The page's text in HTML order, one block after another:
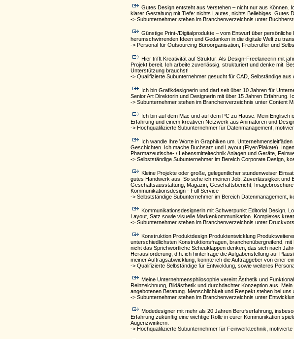
Gutes Design entsteht aus Verstehen – nicht nur aus Können.
klarer Gestaltung mit Tiefe: nichts Lautes, nichts Beliebiges. Gutes
-> Subunternehmer stehen im Branchenverzeichnis unter
Günstige Print-/Digitalprodukte – vom Entwurf über
herumschwirrenden Ideen und Gedanken in die digitale Welt zu
-> Personal für Outsourcing Büroorganisation, Freiberufler und
Hier trifft Kreativität auf Struktur: Als Design-Freelancerin mit
Projekt bereit. Ich arbeite zuverlässig, strukturiert und denke mit.
Unterstützung brauchst!
-> Qualifizierte Subunternehmer gesucht für CAD, Selbständige aus
Ich bin Grafikdesignerin und darf seit über 10 Jahren für
Senior Art Direktorin und Designerin mit über 15 Jahren Erfahrung.
-> Subunternehmer stehen im Branchenverzeichnis unter Content
Ich bin auf dem Mac und auf dem PC zu Hause. Mein
Erfahrung und einem kreativen Netzwerk aus Animatoren und
-> Hochqualifizierte Subunternehmer für Datenmanagement,
Ich wandle Ihre Worte in Graphiken um.
Geschichten. Ich mache Buchsatz und Layout (Flyer/Plakate).
Pharmazeutische- / Lebensmitteltechnik Anlagen und Geräte,
-> Selbstständige Subunternehmer im Bereich Corporate Design,
Kleine Projekte oder große, gelegentlicher stundenweiser
gutes Handwerk aus. So sehe ich meinen Job. Zuverlässigkeit und
Geschäftsausstattung, Magazin, Geschäftsbericht,
Kommunikationsdesign - Full Service
-> Selbstständige Subunternehmer im Bereich Datenmanagement,
Kommunikationsdesignerin mit Schwerpunkt Editorial Design,
Layout, Satz sowie visuelle Markenkommunikation. Komplexes
-> Subunternehmer stehen im Branchenverzeichnis unter
Konstruktion Produktdesign Produktentwicklung
unterschiedlichsten Konstruktionsfragen, branchenübergreifend,
nicht das Sprichwörtliche Scheuklappen denken, das sich nach
Herausforderung, d.h. ich hinterfrage die Aufgabenstellung auf
meiner Auftragsabwicklung, konnte ich die Auftraggeber von einer
-> Qualifizierte Selbständige für Entwicklung, sowie weiteres
Meine Unternehmensphilosophie vereint Ästhetik und
Reinzeichnung, Bildästhetik und durchdachter Konzeption aus.
angebotenen Beratung. Menschlichkeit und Respekt stehen bei uns
-> Subunternehmer stehen im Branchenverzeichnis unter
Modedesigner mit mehr als 20 Jahren Berufserfahrung,
Erfahrung zukünftig eine wichtige Rolle in eurer Kommunikation
Augenzwinkern.
-> Hochqualifizierte Subunternehmer für Feinwerktechnik,